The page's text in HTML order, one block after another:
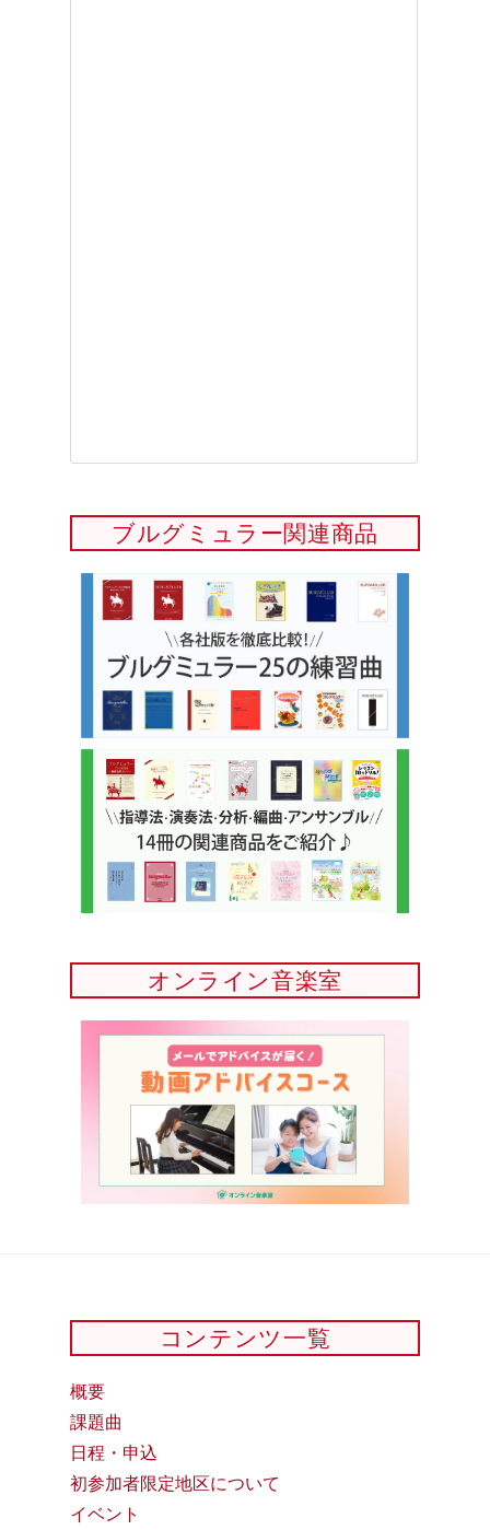
ブルグミュラー関連商品
オンライン音楽室
コンテンツ一覧
概要
課題曲
日程・申込
初参加者限定地区について
イベント